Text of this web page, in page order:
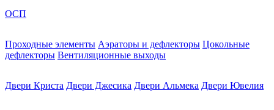
ОСП
Проходные элементы Аэраторы и дефлекторы Цокольные
дефлекторы Вентиляционные выходы
Двери Криста Двери Джесика Двери Альмека Двери Ювелия